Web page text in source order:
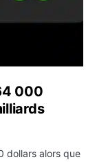
000
dollars alors que